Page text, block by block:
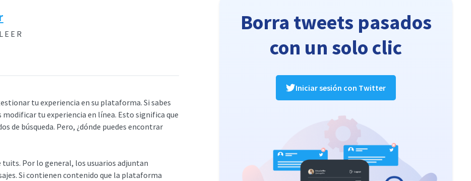
tu experiencia en su plataforma. Si sabes
tu experiencia en línea. Esto significa que
de búsqueda. Pero, ¿dónde puedes encontrar
Por lo general, los usuarios adjuntan
Si contienen contenido que la plataforma
Borra tweets pasados
con un solo clic
Iniciar sesión con Twitter